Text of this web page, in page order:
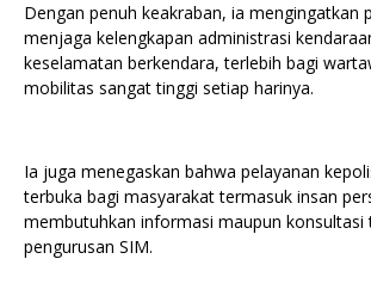
Dengan penuh keakraban, ia mengingatkan
menjaga kelengkapan administrasi
keselamatan berkendara, terlebih bagi
mobilitas sangat tinggi setiap harinya.
Ia juga menegaskan bahwa pelayanan
terbuka bagi masyarakat termasuk insan
membutuhkan informasi maupun konsultasi
pengurusan SIM.